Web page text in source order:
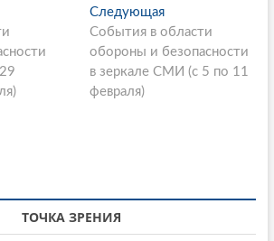
Следующая
л
е
д
а
События в области
обороны и безопасности
в зеркале СМИ (с 5 по 11
февраля)
ТОЧКА ЗРЕНИЯ